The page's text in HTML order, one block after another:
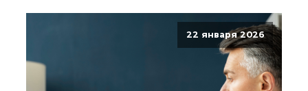
22 января 2026